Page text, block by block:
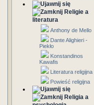
Religie a
literatura
Anthony de Mello
Dante Alighieri -
Piekło
Konstandinos
Kawafis
Literatura religijna
Powieść religijna
Religia a